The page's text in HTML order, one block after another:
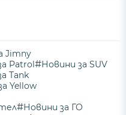
Jimny
Patrol#Новини за SUV
Tank
Yellow
#Новини за ГО